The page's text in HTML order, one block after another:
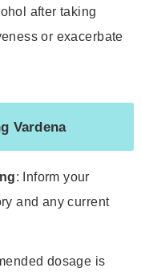
after taking
or exacerbate
Vardena
: Inform your
and any current
dosage is